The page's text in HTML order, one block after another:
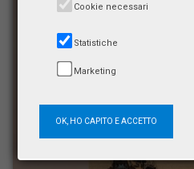
Cookie necessari
Statistiche
Marketing
OK, HO CAPITO E ACCETTO